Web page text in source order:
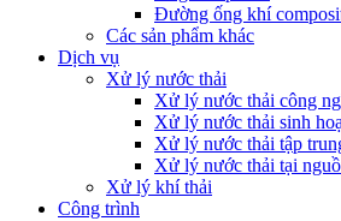
Đường ống khí
Các sản phẩm khác
Dịch vụ
Xử lý nước thải
Xử lý nước thải công
Xử lý nước thải sinh
Xử lý nước thải tập
Xử lý nước thải tại
Xử lý khí thải
Công trình